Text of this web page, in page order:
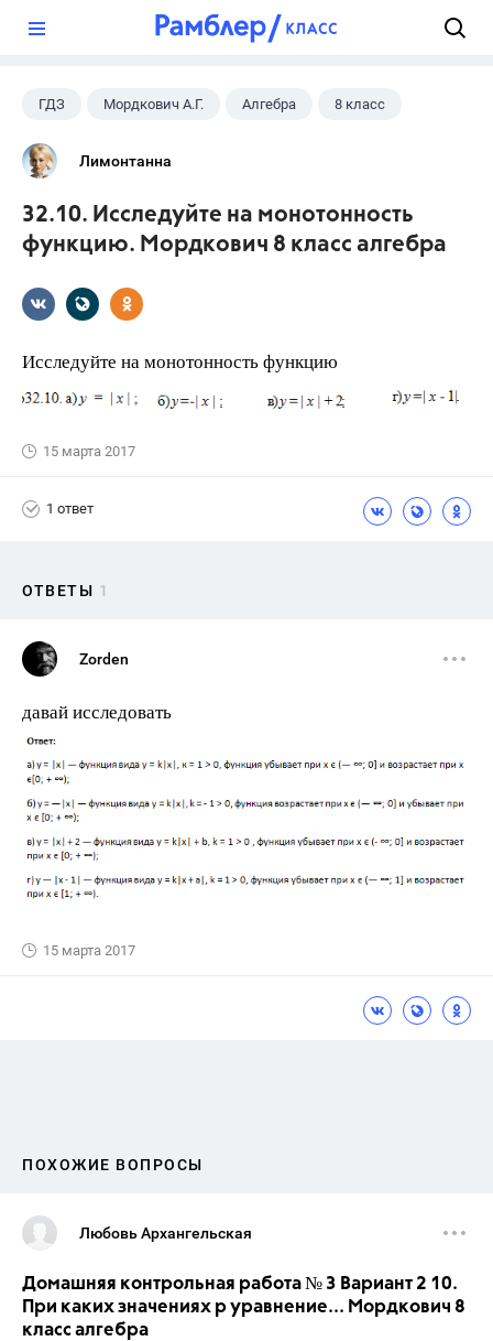
ГДЗ Мордкович А.Г. Алгебра 8 класс
Лимонтанна
32.10. Исследуйте на монотонность
функцию. Мордкович 8 класс алгебра
Исследуйте на монотонность функцию
15 марта 2017
1 ответ
ОТВЕТЫ 1
Zorden
давай исследовать
15 марта 2017
ПОХОЖИЕ ВОПРОСЫ
Любовь Архангельская
Домашняя контрольная работа № 3 Вариант 2 10.
При каких значениях р уравнение... Мордкович 8
класс алгебра